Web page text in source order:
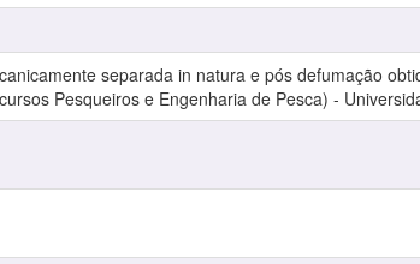
separada in natura e pós defumação
Pesqueiros e Engenharia de Pesca) -